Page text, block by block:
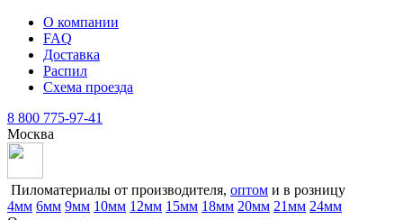
О компании
FAQ
Доставка
Распил
Схема проезда
8 800 775-97-41
Москва
Пиломатериалы от производителя, оптом и в розницу
4мм 6мм 9мм 10мм 12мм 15мм 18мм 20мм 21мм 24мм